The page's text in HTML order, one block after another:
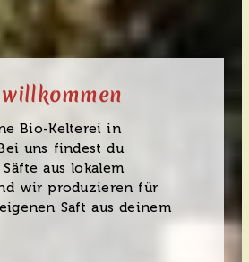
Bio-Kelterei in
uns findest du
aus lokalem
wir produzieren für
Saft aus deinem